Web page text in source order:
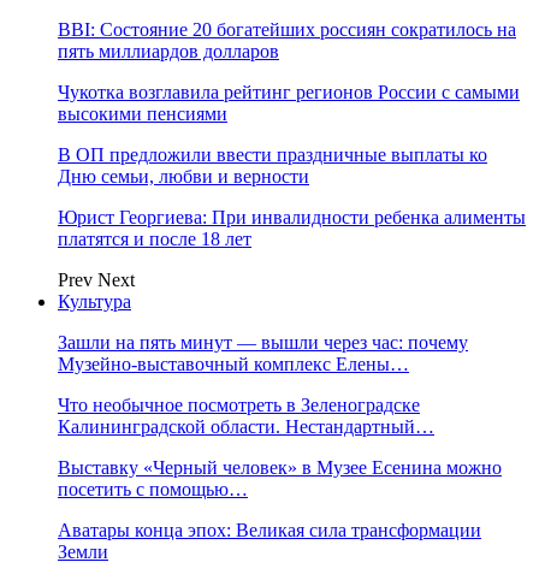
BBI: Состояние 20 богатейших россиян сократилось на
пять миллиардов долларов
Чукотка возглавила рейтинг регионов России с самыми
высокими пенсиями
В ОП предложили ввести праздничные выплаты ко
Дню семьи, любви и верности
Юрист Георгиева: При инвалидности ребенка алименты
платятся и после 18 лет
Prev Next
Культура
Зашли на пять минут — вышли через час: почему
Музейно-выставочный комплекс Елены…
Что необычное посмотреть в Зеленоградске
Калининградской области. Нестандартный…
Выставку «Черный человек» в Музее Есенина можно
посетить с помощью…
Аватары конца эпох: Великая сила трансформации
Земли